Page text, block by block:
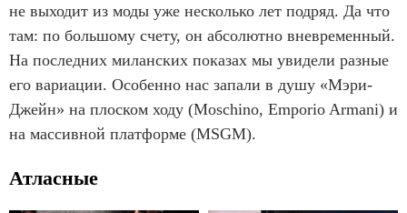
не выходит из моды уже несколько лет подряд. Да что
там: по большому счету, он абсолютно вневременный.
На последних миланских показах мы увидели разные
его вариации. Особенно нас запали в душу «Мэри-
Джейн» на плоском ходу (Moschino, Emporio Armani) и
на массивной платформе (MSGM).
Атласные